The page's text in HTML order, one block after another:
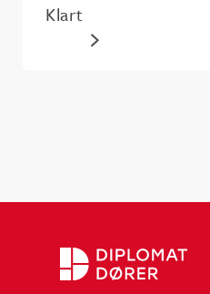
Klart